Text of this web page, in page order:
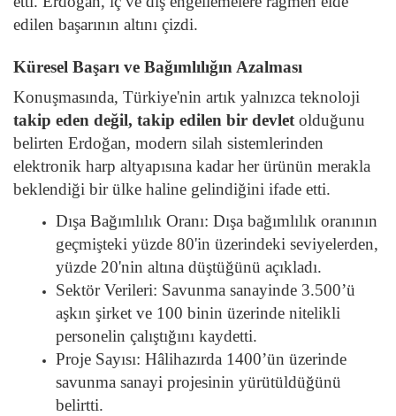
edilen başarının altını çizdi.
Küresel Başarı ve Bağımlılığın Azalması
Konuşmasında, Türkiye'nin artık yalnızca teknoloji
takip eden değil, takip edilen bir devlet olduğunu
belirten Erdoğan, modern silah sistemlerinden
elektronik harp altyapısına kadar her ürünün merakla
beklendiği bir ülke haline gelindiğini ifade etti.
Dışa Bağımlılık Oranı: Dışa bağımlılık oranının
geçmişteki yüzde 80'in üzerindeki seviyelerden,
yüzde 20'nin altına düştüğünü açıkladı.
Sektör Verileri: Savunma sanayinde 3.500’ü
aşkın şirket ve 100 binin üzerinde nitelikli
personelin çalıştığını kaydetti.
Proje Sayısı: Hâlihazırda 1400’ün üzerinde
savunma sanayi projesinin yürütüldüğünü
belirtti.